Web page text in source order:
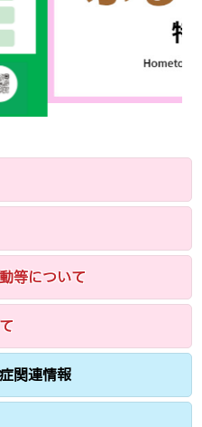
等について
関連情報